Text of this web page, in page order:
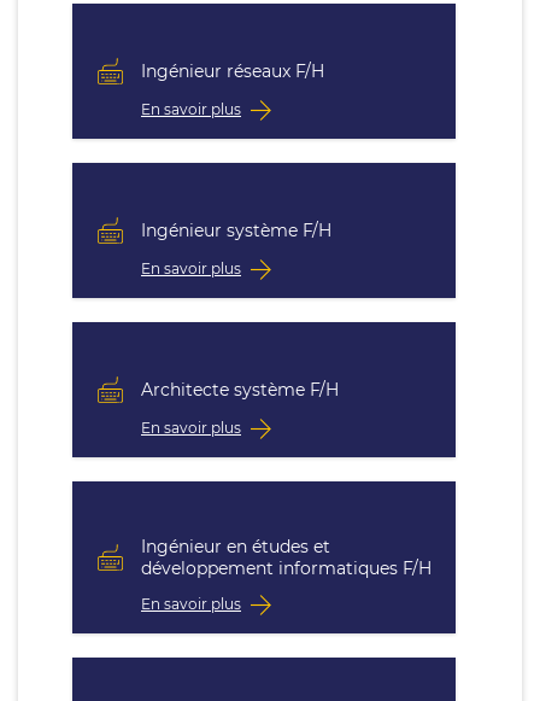
Ingénieur réseaux F/H
En savoir plus
Ingénieur système F/H
En savoir plus
Architecte système F/H
En savoir plus
Ingénieur en études et
développement informatiques F/H
En savoir plus